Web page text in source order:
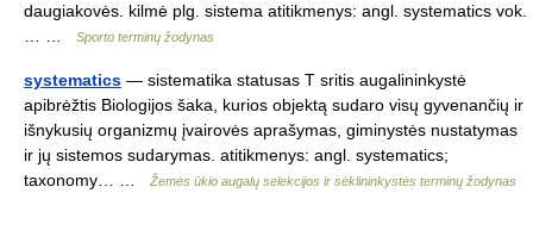
daugiakovės. kilmė plg. sistema atitikmenys: angl. systematics vok.
Sporto terminų žodynas
systematics — sistematika statusas T sritis augalininkystė
apibrėžtis Biologijos šaka, kurios objektą sudaro visų gyvenančių ir
išnykusių organizmų įvairovės aprašymas, giminystės nustatymas
ir jų sistemos sudarymas. atitikmenys: angl. systematics;
taxonomy… …
Žemės ūkio augalų selekcijos ir sėklininkystės terminų žodynas